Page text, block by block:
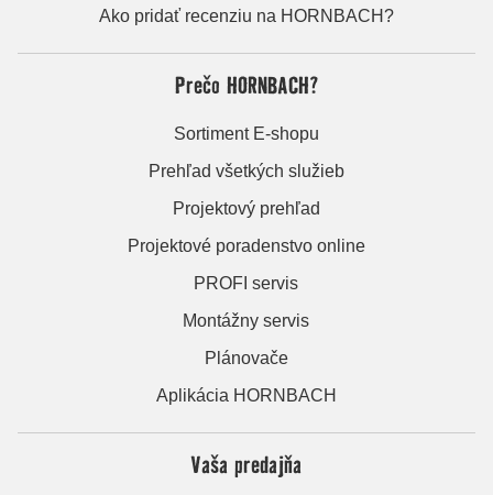
Ako pridať recenziu na HORNBACH?
Prečo HORNBACH?
Sortiment E-shopu
Prehľad všetkých služieb
Projektový prehľad
Projektové poradenstvo online
PROFI servis
Montážny servis
Plánovače
Aplikácia HORNBACH
Vaša predajňa